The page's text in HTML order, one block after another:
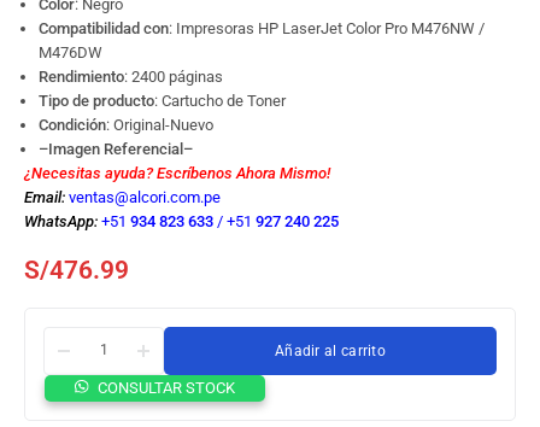
Color: Negro
Compatibilidad con: Impresoras HP LaserJet Color Pro M476NW /
M476DW
Rendimiento: 2400 páginas
Tipo de producto: Cartucho de Toner
Condición: Original-Nuevo
–Imagen Referencial–
¿Necesitas ayuda? Escríbenos Ahora Mismo!
Email: ventas@alcori.com.pe
WhatsApp: +51 934 823 633 / +51 927 240 225
S/476.99
Añadir al carrito
CONSULTAR STOCK